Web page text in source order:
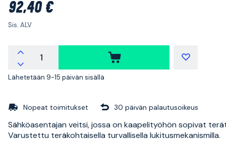
92,40 €
Sis. ALV
Lähetetään 9-15 päivän sisällä
Nopeat toimitukset 30 päivän palautusoikeus
Sähköasentajan veitsi, jossa on kaapelityöhön sopivat
Varustettu teräkohtaisella turvallisella lukitusmekanismilla.